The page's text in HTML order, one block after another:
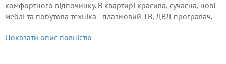
комфортного відпочинку. В квартирі красива, сучасна, нові
меблі та побутова техніка - плазмовий ТВ, ДВД програвач,
холодильник, СВЧ піч, пральна машинка.
Показати опис повністю